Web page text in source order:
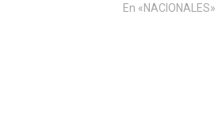
En «NACIONALES»